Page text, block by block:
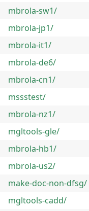
mbrola-sw1/
mbrola-jp1/
mbrola-it1/
mbrola-de6/
mbrola-cn1/
mssstest/
mbrola-nz1/
mgltools-gle/
mbrola-hb1/
mbrola-us2/
make-doc-non-dfsg/
mgltools-cadd/